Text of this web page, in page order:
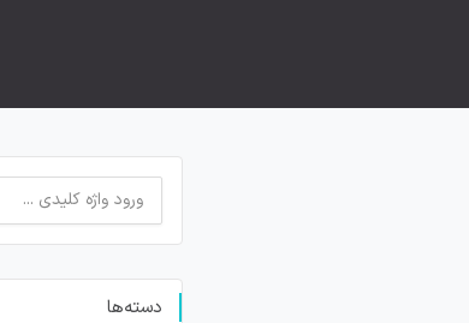
جستجو
دسته‌ها